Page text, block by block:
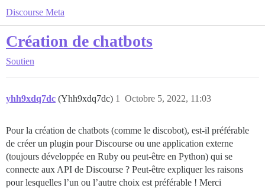
Discourse Meta
Création de chatbots
Soutien
yhh9xdq7dc (Yhh9xdq7dc) Octobre 5, 2022, 11:03
1
Pour la création de chatbots (comme le discobot), est-il préférable
de créer un plugin pour Discourse ou une application externe
(toujours développée en Ruby ou peut-être en Python) qui se
connecte aux API de Discourse ? Peut-être expliquer les raisons
pour lesquelles l’un ou l’autre choix est préférable ! Merci